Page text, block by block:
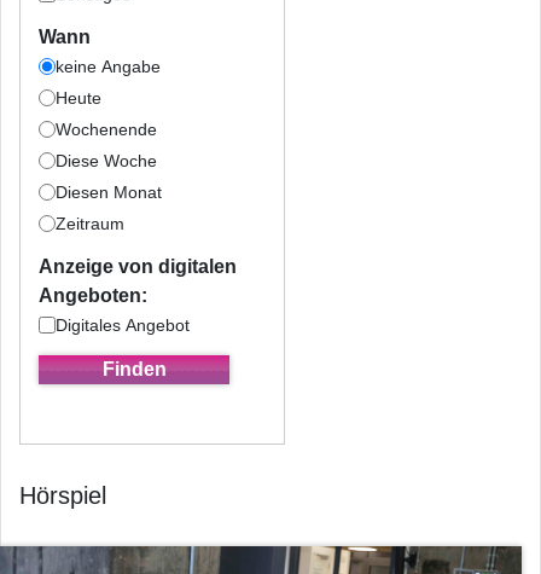
Wann
keine Angabe
Heute
Wochenende
Diese Woche
Diesen Monat
Zeitraum
Anzeige von digitalen
Angeboten:
Digitales Angebot
Hörspiel